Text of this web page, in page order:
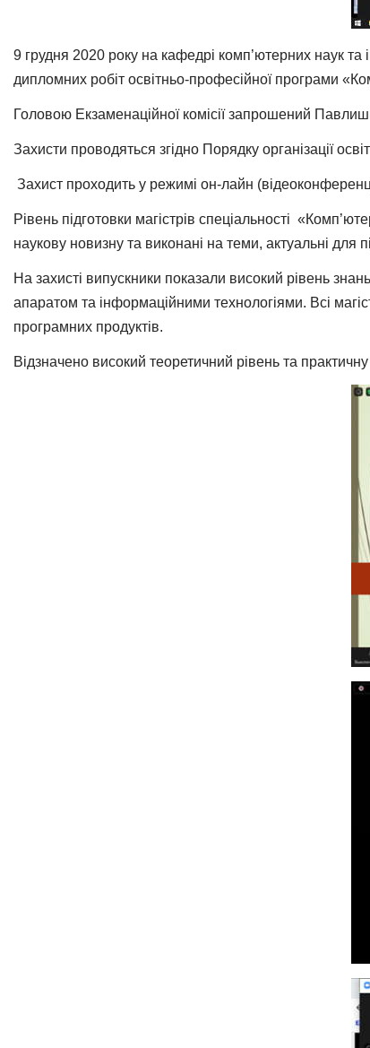
9 грудня 2020 року на кафедрі комп’ютерних наук та
дипломних робіт освітньо-професійної програми
Головою Екзаменаційної комісії запрошений
Захисти проводяться згідно Порядку організації
Захист проходить у режимі он-лайн
Рівень підготовки магістрів спеціальності
наукову новизну та виконані на теми, актуальні для
На захисті випускники показали високий рівень
апаратом та інформаційними технологіями. Всі
програмних продуктів.
Відзначено високий теоретичний рівень та